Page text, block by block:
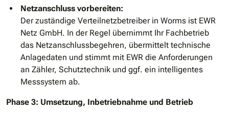
Netzanschluss vorbereiten:
Der zuständige Verteilnetzbetreiber in Worms ist EWR
Netz GmbH. In der Regel übernimmt Ihr Fachbetrieb
das Netzanschlussbegehren, übermittelt technische
Anlagedaten und stimmt mit EWR die Anforderungen
an Zähler, Schutztechnik und ggf. ein intelligentes
Messsystem ab.
Phase 3: Umsetzung, Inbetriebnahme und Betrieb